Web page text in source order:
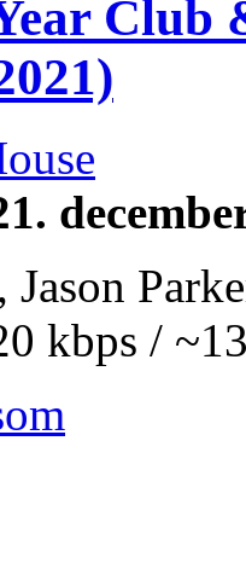
Club
Jason
kbps /